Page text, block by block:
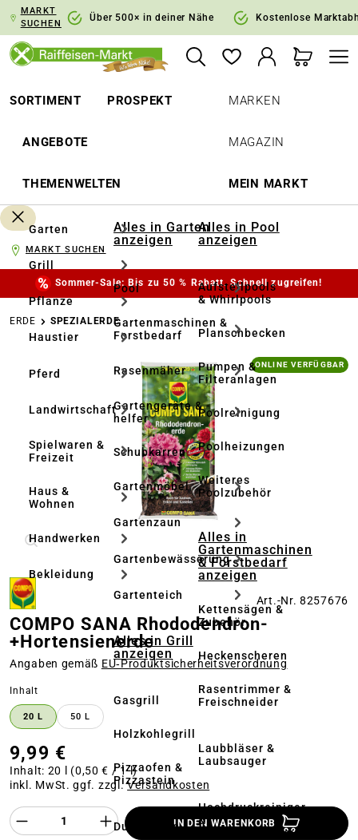
Zur Hauptnavigation springen
MARKT
SUCHEN
Über 500× in deiner Nähe Kostenlose
SORTIMENT PROSPEKT
ANGEBOTE
THEMENWELTEN
MARKEN
MAGAZIN
MEIN MARKT
Garten
Grill
Pflanze
Haustier
Pferd
Landwirtschaft
Spielwaren &
Freizeit
Haus &
Wohnen
Handwerken
Bekleidung
Alles in Garten
anzeigen
Pool
Gartenmaschinen &
Forstbedarf
Rasenmäher
Gartengeräte & -
helfer
Schubkarren
Gartenmöbel
Gartenzaun
Gartenbewässerung
Gartenteich
Alles in Grill
anzeigen
Gasgrill
Holzkohlegrill
Pizzaofen &
Pizzastein
Dutch Oven
Alles in Pool
anzeigen
Aufstellpools
& Whirlpools
Planschbecken
Pumpen &
Filteranlagen
Poolreinigung
Poolheizungen
Weiteres
Poolzubehör
Alles in
Gartenmaschinen
& Forstbedarf
anzeigen
Kettensägen &
Zubehör
Heckenscheren
Rasentrimmer &
Freischneider
Laubbläser &
Laubsauger
Hochdruckreiniger
&
Terrassenreinigung
MARKT SUCHEN
Sommer-Sale: Bis zu 50 % Rabatt. Schnell zugreifen!
ERDE SPEZIALERDE
Bildergalerie überspringen ONLINE VERFÜGBAR
Art.-Nr. 8257676
COMPO SANA Rhododendron-
+Hortensienerde
Angaben gemäß EU‑Produktsicherheitsverordnung
Inhalt
20 L 50 L
9,99 €
Inhalt: 20 l (0,50 € / 1 l)
inkl. MwSt. ggf. zzgl.Versandkosten
Produkt Anzahl des Produktes
IN DEN WARENKORB